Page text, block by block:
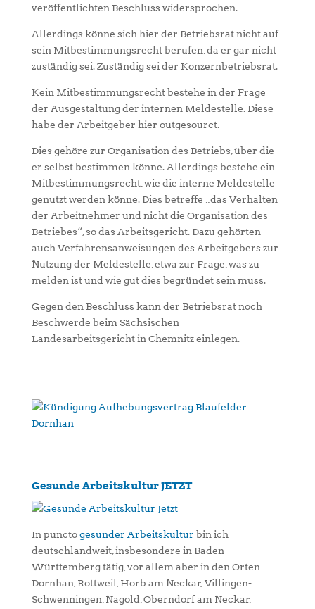
veröffentlichten Beschluss widersprochen.
Allerdings könne sich hier der Betriebsrat nicht auf
sein Mitbestimmungsrecht berufen, da er gar nicht
zuständig sei. Zuständig sei der Konzernbetriebsrat.
Kein Mitbestimmungsrecht bestehe in der Frage
der Ausgestaltung der internen Meldestelle. Diese
habe der Arbeitgeber hier outgesourct.
Dies gehöre zur Organisation des Betriebs, über die
er selbst bestimmen könne. Allerdings bestehe ein
Mitbestimmungsrecht, wie die interne Meldestelle
genutzt werden könne. Dies betreffe „das Verhalten
der Arbeitnehmer und nicht die Organisation des
Betriebes“, so das Arbeitsgericht. Dazu gehörten
auch Verfahrensanweisungen des Arbeitgebers zur
Nutzung der Meldestelle, etwa zur Frage, was zu
melden ist und wie gut dies begründet sein muss.
Gegen den Beschluss kann der Betriebsrat noch
Beschwerde beim Sächsischen
Landesarbeitsgericht in Chemnitz einlegen.
Gesunde Arbeitskultur JETZT
In punctogesunder Arbeitskultur bin ich
deutschlandweit, insbesondere in Baden-
Württemberg tätig, vor allem aber in den Orten
Dornhan, Rottweil, Horb am Neckar, Villingen-
Schwenningen, Nagold, Oberndorf am Neckar,